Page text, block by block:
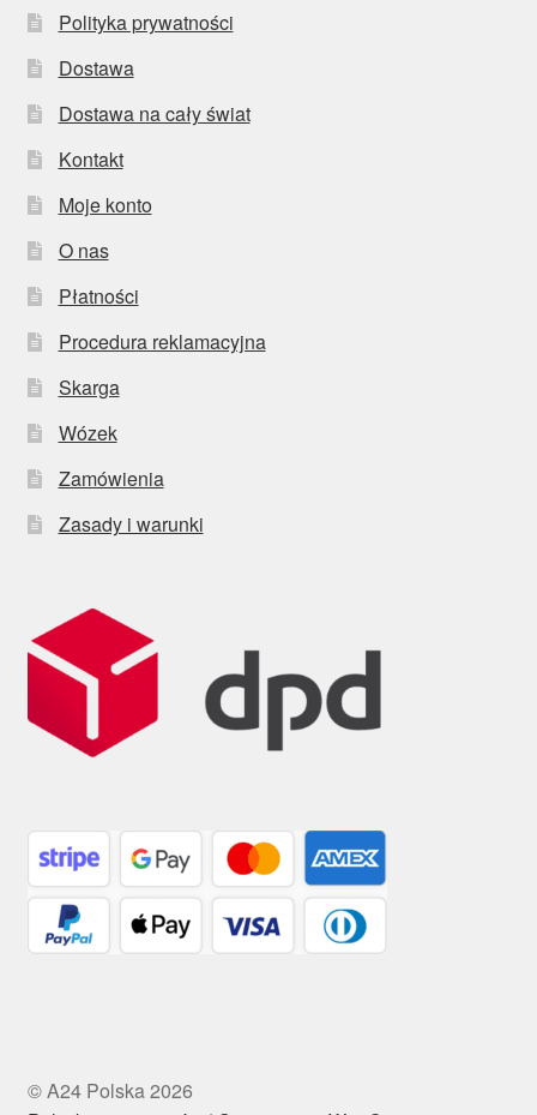
Polityka prywatności
Dostawa
Dostawa na cały świat
Kontakt
Moje konto
O nas
Płatności
Procedura reklamacyjna
Skarga
Wózek
Zamówienia
Zasady i warunki
© A24 Polska 2026